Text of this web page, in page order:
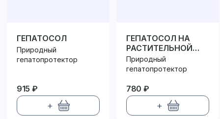
ГЕПАТОСОЛ
Природный
гепатопротектор
915 ₽
+
ГЕПАТОСОЛ НА
РАСТИТЕЛЬНОЙ
КЛЕТЧАТКЕ
Природный
гепатопротектор
780 ₽
+